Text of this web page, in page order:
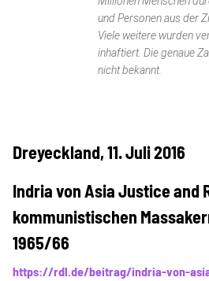
Über
und Personen aus der
Viele weitere wurden
inhaftiert. Die genaue
nicht bekannt.
Dreyeckland, 11. Juli 2016
Indria von Asia Justice and
kommunistischen
1965/66
https://rdl.de/beitrag/indria-von-